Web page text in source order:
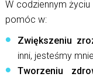
W codziennym
pomóc w:
Zwiększeniu
inni, jesteśmy
Tworzeniu